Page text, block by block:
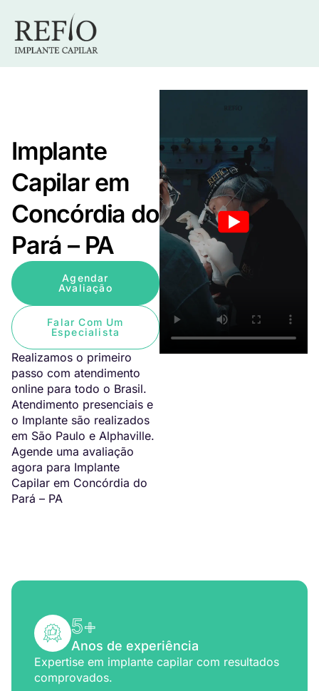
Implante
Capilar em
Concórdia do
Pará – PA
Agendar
Avaliação
Falar Com Um
Especialista
Realizamos o primeiro
passo com atendimento
online para todo o Brasil.
Atendimento presenciais e
o Implante são realizados
em São Paulo e Alphaville.
Agende uma avaliação
agora para Implante
Capilar em Concórdia do
Pará – PA
5+
Anos de experiência
Expertise em implante capilar com resultados
comprovados.